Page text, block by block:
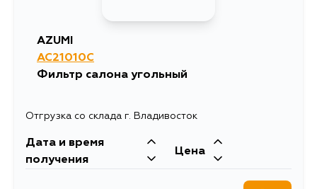
1663
2 сентября
AZUMI
AC21010C
Фильтр салона угольный
Отгрузка со склада г. Владивосток
Дата и время
получения
Цена